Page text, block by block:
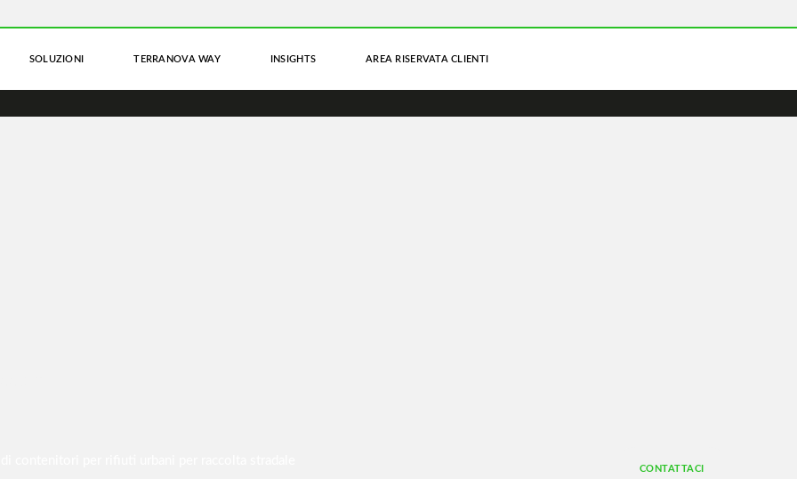
SOLUZIONI TERRANOVA WAY INSIGHTS AREA RISERVATA CLIENTI
CONTATTACI